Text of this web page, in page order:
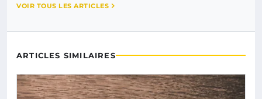
VOIR TOUS LES ARTICLES
ARTICLES SIMILAIRES